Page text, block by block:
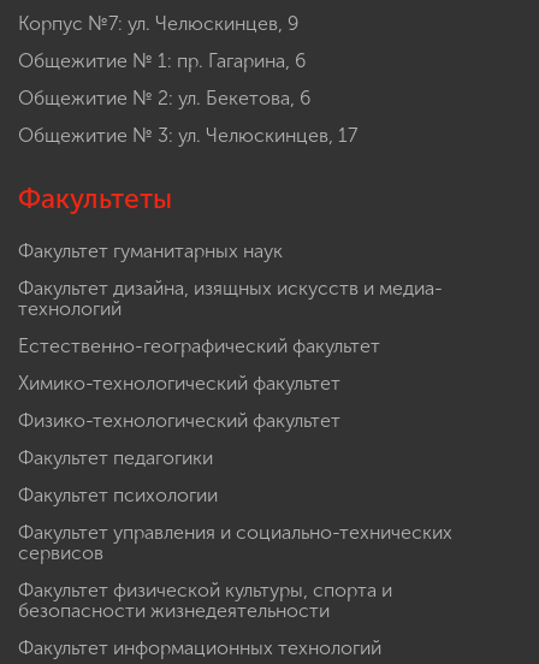
Корпус №7: ул. Челюскинцев, 9
Общежитие № 1: пр. Гагарина, 6
Общежитие № 2: ул. Бекетова, 6
Общежитие № 3: ул. Челюскинцев, 17
Факультеты
Факультет гуманитарных наук
Факультет дизайна, изящных искусств и медиа-
технологий
Естественно-географический факультет
Химико-технологический факультет
Физико-технологический факультет
Факультет педагогики
Факультет психологии
Факультет управления и социально-технических
сервисов
Факультет физической культуры, спорта и
безопасности жизнедеятельности
Факультет информационных технологий